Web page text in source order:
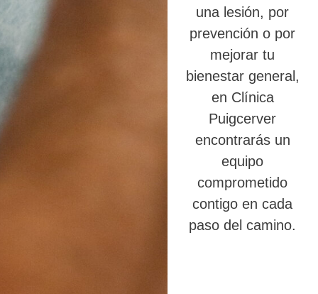
una lesión, por
prevención o por
mejorar tu
bienestar general,
en Clínica
Puigcerver
encontrarás un
equipo
comprometido
contigo en cada
paso del camino.